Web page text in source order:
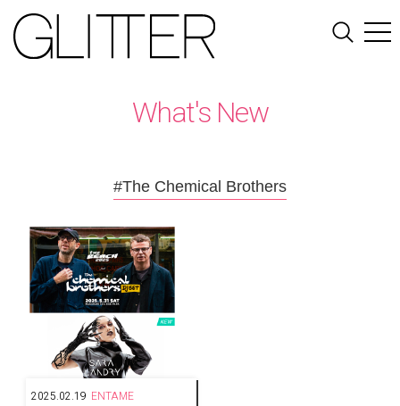
What's New
#The Chemical Brothers
2025.02.19 ENTAME